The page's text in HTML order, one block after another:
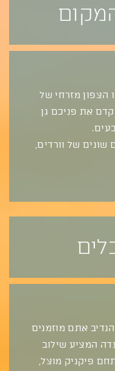
הצפון מזרחי של
את פניכם גן
שונים של וורדים,
אתם מוזמנים
המציע שילוב
פיקניק מוצל,